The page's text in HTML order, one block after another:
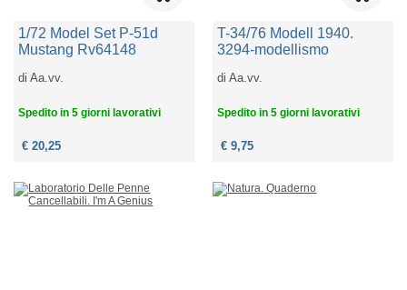
1/72 Model Set P-51d
Mustang Rv64148
diAa.vv.
Spedito in 5 giorni lavorativi
€ 20,25
T-34/76 Modell 1940.
3294-modellismo
diAa.vv.
Spedito in 5 giorni lavorativi
€ 9,75